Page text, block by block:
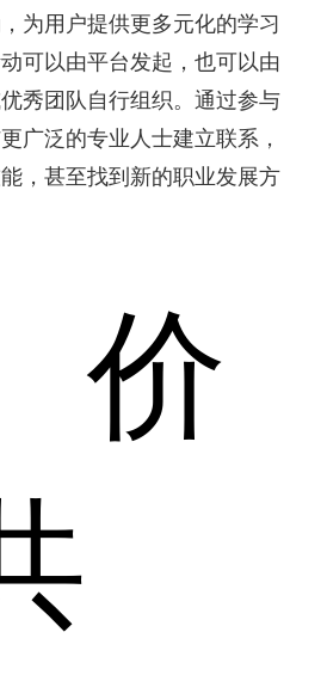
为用户提供更多元化的学习
可以由平台发起，也可以由
秀团队自行组织。通过参与
广泛的专业人士建立联系，
，甚至找到新的职业发展方
价